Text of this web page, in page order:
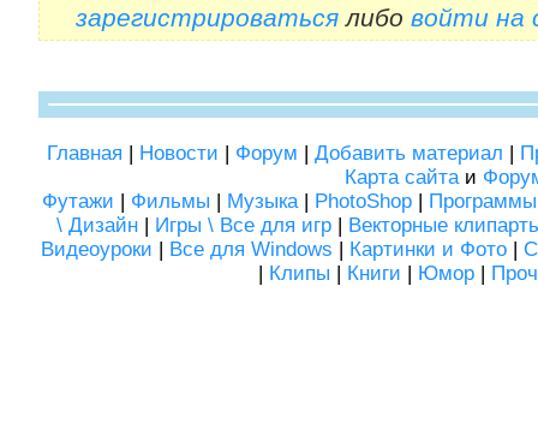
зарегистрироватьсялибо войти на
Главная | Новости | Форум | Добавить материал |
Карта сайтаи
Футажи | Фильмы | Музыка| PhotoShop | Программы
\ Дизайн | Игры \ Все для игр | Векторные
Видеоуроки | Все для Windows | Картинки и Фото|
| Клипы | Книги | Юмор |